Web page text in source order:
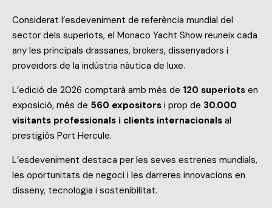
Considerat l’esdeveniment de referència mundial del
sector dels superiots, el Monaco Yacht Show reuneix cada
any les principals drassanes, brokers, dissenyadors i
proveïdors de la indústria nàutica de luxe.
L’edició de 2026 comptarà amb més de 120 superiots en
exposició, més de 560 expositors i prop de 30.000
visitants professionals i clients internacionals al
prestigiós Port Hercule.
L’esdeveniment destaca per les seves estrenes mundials,
les oportunitats de negoci i les darreres innovacions en
disseny, tecnologia i sostenibilitat.